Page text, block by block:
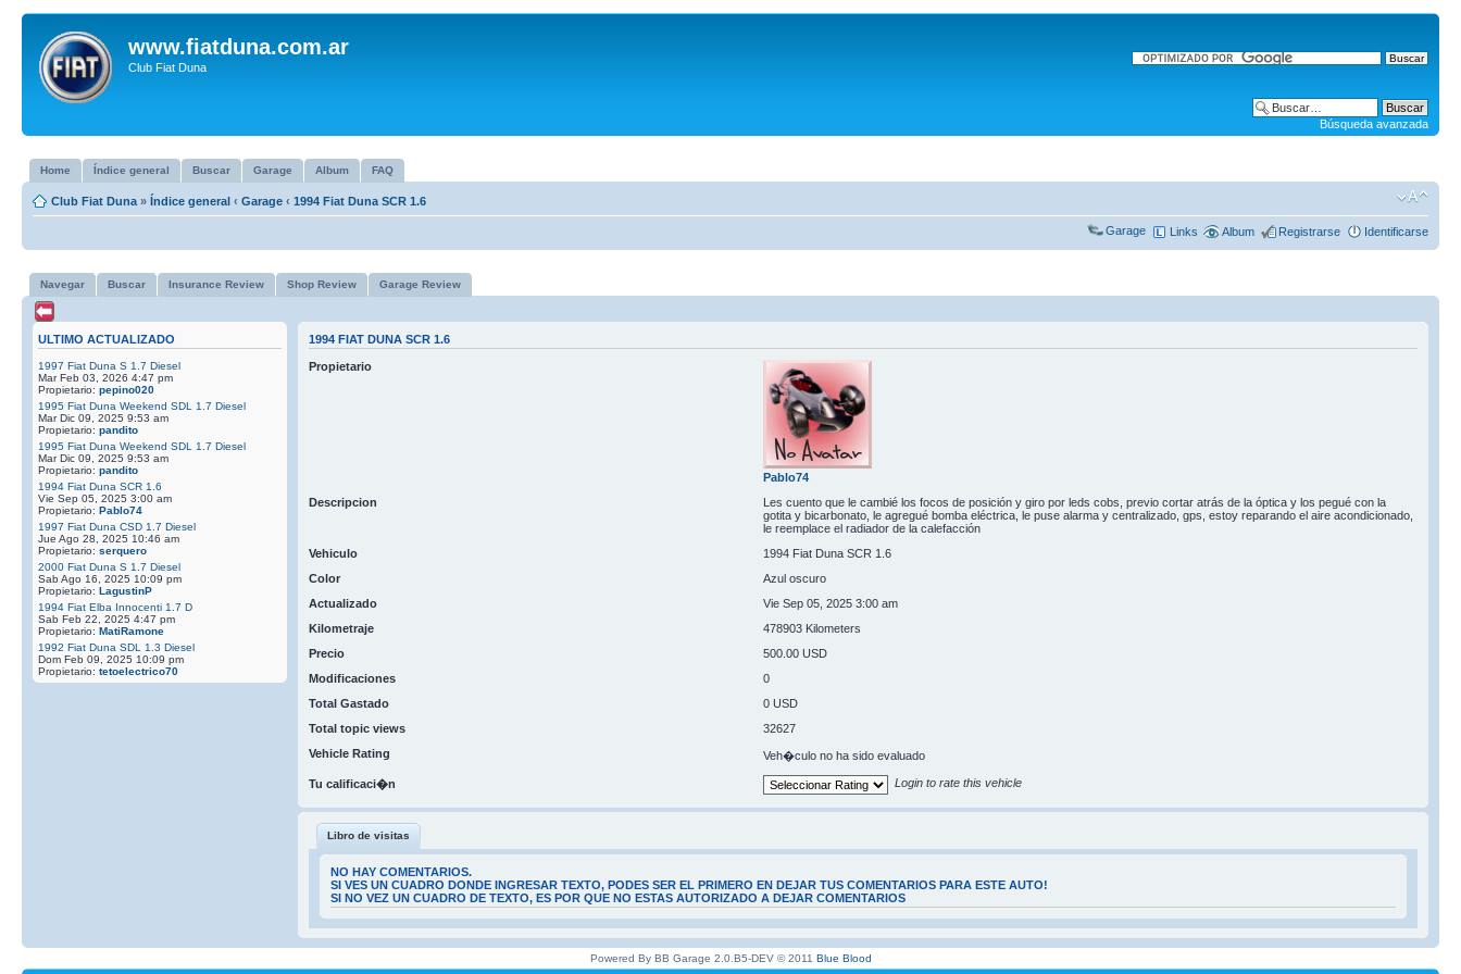
www.fiatduna.com.ar
Club Fiat Duna
Búsqueda avanzada
Home Índice general Buscar Garage Album FAQ
Club Fiat Duna » Índice general ‹ Garage ‹ 1994 Fiat Duna SCR 1.6
Garage Links Album Registrarse Identificarse
Navegar Buscar Insurance Review Shop Review Garage Review
ULTIMO ACTUALIZADO
1997 Fiat Duna S 1.7 Diesel
Mar Feb 03, 2026 4:47 pm
Propietario: pepino020
1995 Fiat Duna Weekend SDL 1.7 Diesel
Mar Dic 09, 2025 9:53 am
Propietario: pandito
1995 Fiat Duna Weekend SDL 1.7 Diesel
Mar Dic 09, 2025 9:53 am
Propietario: pandito
1994 Fiat Duna SCR 1.6
Vie Sep 05, 2025 3:00 am
Propietario: Pablo74
1997 Fiat Duna CSD 1.7 Diesel
Jue Ago 28, 2025 10:46 am
Propietario: serquero
2000 Fiat Duna S 1.7 Diesel
Sab Ago 16, 2025 10:09 pm
Propietario: LagustinP
1994 Fiat Elba Innocenti 1.7 D
Sab Feb 22, 2025 4:47 pm
Propietario: MatiRamone
1992 Fiat Duna SDL 1.3 Diesel
Dom Feb 09, 2025 10:09 pm
Propietario: tetoelectrico70
1994 FIAT DUNA SCR 1.6
Propietario
Pablo74
Descripcion
Les cuento que le cambié los focos de posición y giro por leds cobs, previo cortar atrás de la óptica y los pegué con la
gotita y bicarbonato, le agregué bomba eléctrica, le puse alarma y centralizado, gps, estoy reparando el aire acondicionado,
le reemplace el radiador de la calefacción
Vehiculo
1994 Fiat Duna SCR 1.6
Color
Azul oscuro
Actualizado
Vie Sep 05, 2025 3:00 am
Kilometraje
478903 Kilometers
Precio
500.00 USD
Modificaciones
0
Total Gastado
0 USD
Total topic views
32627
Vehicle Rating
Veh�culo no ha sido evaluado
Tu calificaci�n Login to rate this vehicle
Libro de visitas
NO HAY COMENTARIOS.
SI VES UN CUADRO DONDE INGRESAR TEXTO, PODES SER EL PRIMERO EN DEJAR TUS COMENTARIOS PARA ESTE AUTO!
SI NO VEZ UN CUADRO DE TEXTO, ES POR QUE NO ESTAS AUTORIZADO A DEJAR COMENTARIOS
Powered By BB Garage 2.0.B5-DEV © 2011 Blue Blood